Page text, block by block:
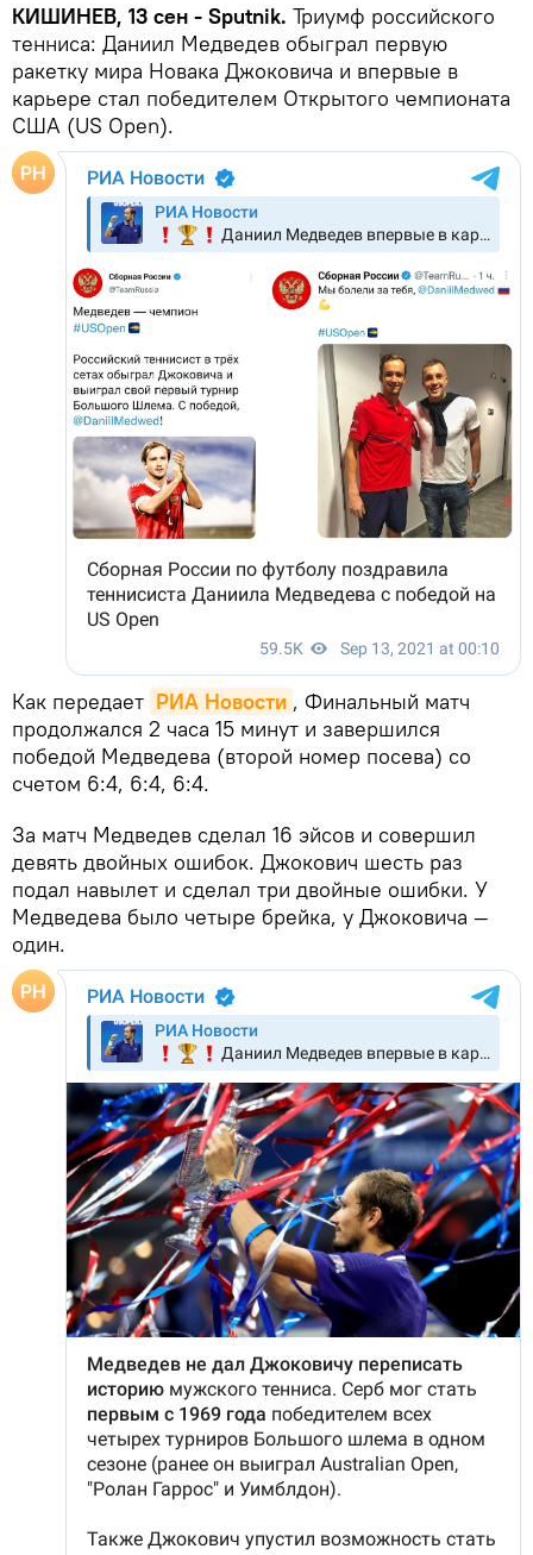
КИШИНЕВ, 13 сен - Sputnik. Триумф российского
тенниса: Даниил Медведев обыграл первую
ракетку мира Новака Джоковича и впервые в
карьере стал победителем Открытого чемпионата
США (US Open).
Как передает РИА Новости , Финальный матч
продолжался 2 часа 15 минут и завершился
победой Медведева (второй номер посева) со
счетом 6:4, 6:4, 6:4.
За матч Медведев сделал 16 эйсов и совершил
девять двойных ошибок. Джокович шесть раз
подал навылет и сделал три двойные ошибки. У
Медведева было четыре брейка, у Джоковича —
один.